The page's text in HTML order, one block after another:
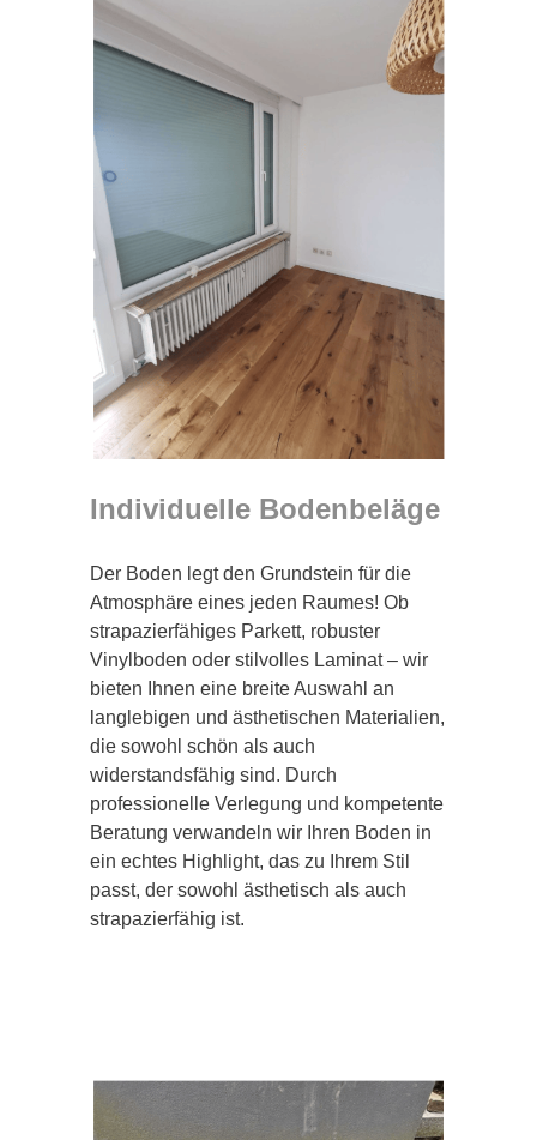
Individuelle Bodenbeläge
Der Boden legt den Grundstein für die
Atmosphäre eines jeden Raumes! Ob
strapazierfähiges Parkett, robuster
Vinylboden oder stilvolles Laminat – wir
bieten Ihnen eine breite Auswahl an
langlebigen und ästhetischen Materialien,
die sowohl schön als auch
widerstandsfähig sind. Durch
professionelle Verlegung und kompetente
Beratung verwandeln wir Ihren Boden in
ein echtes Highlight, das zu Ihrem Stil
passt, der sowohl ästhetisch als auch
strapazierfähig ist.